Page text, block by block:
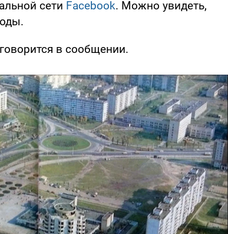
сети Facebook. Можно увидеть,
в сообщении.